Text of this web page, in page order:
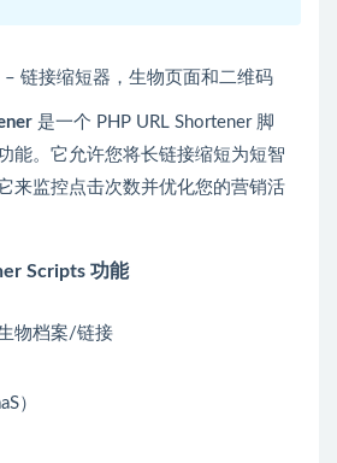
链接缩短器，生物页面和二维码
是一个 PHP URL Shortener 脚
能。它允许您将长链接缩短为短智
来监控点击次数并优化您的营销活
Scripts 功能
物档案/链接
）